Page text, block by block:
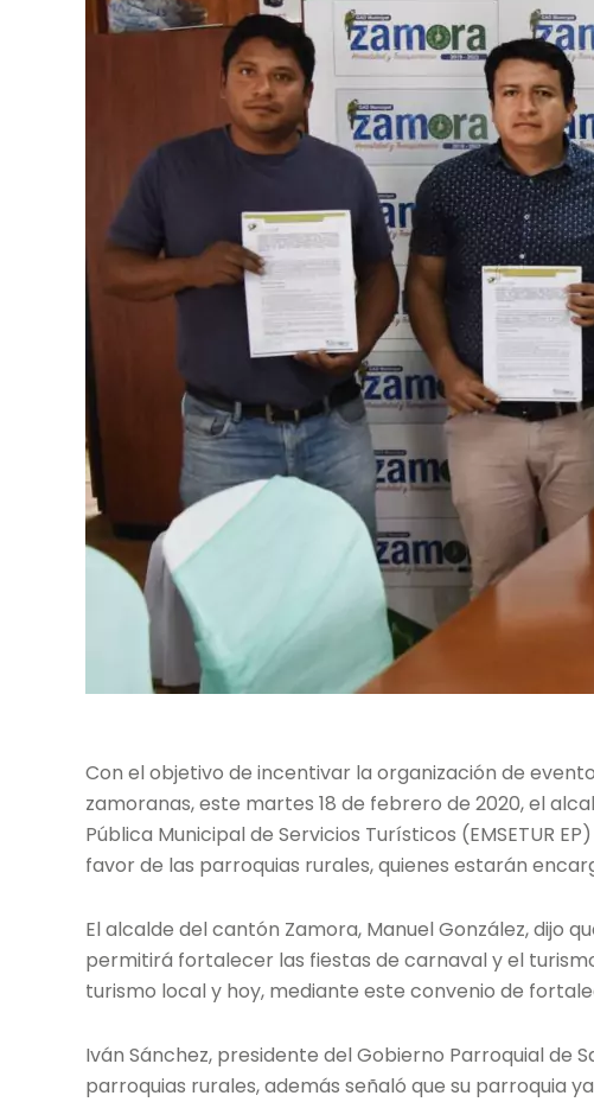
Con el objetivo de incentivar la organización de
zamoranas, este martes 18 de febrero de 2020, el
Pública Municipal de Servicios Turísticos (EMSETUR
favor de las parroquias rurales, quienes estarán
El alcalde del cantón Zamora, Manuel González, dijo
permitirá fortalecer las fiestas de carnaval y el
turismo local y hoy, mediante este convenio de
Iván Sánchez, presidente del Gobierno Parroquial de
parroquias rurales, además señaló que su parroquia